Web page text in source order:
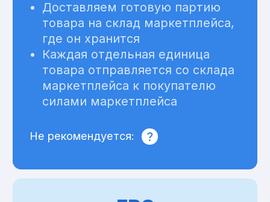
Порядок работы
01